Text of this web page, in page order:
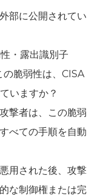
部に公開されてい
・露出識別子
の脆弱性は、CISA
いますか？
攻撃者は、この脆弱
べての手順を自動
用された後、攻撃
な制御権または完